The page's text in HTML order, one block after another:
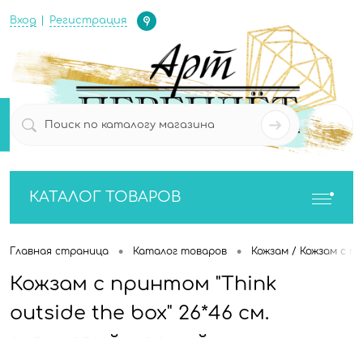
Вход Регистрация
Определение
0
КАТАЛОГ ТОВАРОВ
Главная страница • Каталог товаров • Кожзам / Кожзам с
Кожзам с принтом "Think
outside the box" 26*46 см.